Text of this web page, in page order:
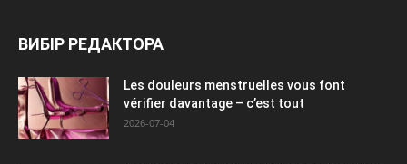
ВИБІР РЕДАКТОРА
Les douleurs menstruelles vous font
vérifier davantage – c’est tout
2026-07-04